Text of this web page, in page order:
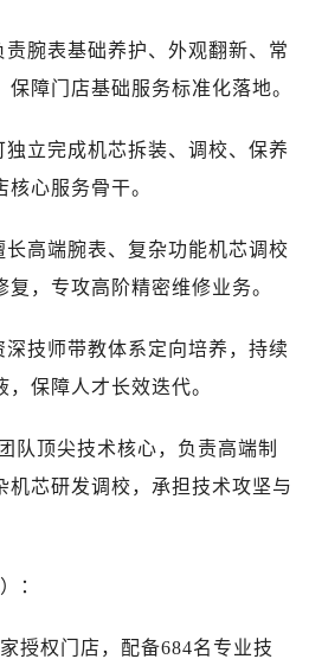
腕表基础养护、外观翻新、常
障门店基础服务标准化落地。
独立完成机芯拆装、调校、保养
心服务骨干。
长高端腕表、复杂功能机芯调校
，专攻高阶精密维修业务。
技师带教体系定向培养，持续
保障人才长效迭代。
队顶尖技术核心，负责高端制
机芯研发调校，承担技术攻坚与
：
授权门店，配备684名专业技